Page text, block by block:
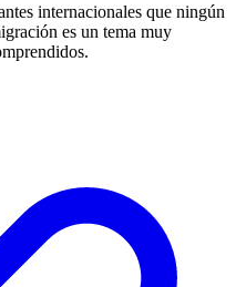
internacionales que ningún
es un tema muy